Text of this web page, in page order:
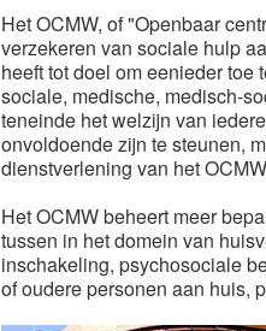
Het OCMW, of "Openbaar
verzekeren van sociale hulp
heeft tot doel om eenieder
sociale, medische, medisch-
teneinde het welzijn van
onvoldoende zijn te steunen,
dienstverlening van het
Het OCMW beheert meer
tussen in het domein van
inschakeling, psychosociale
of oudere personen aan huis,